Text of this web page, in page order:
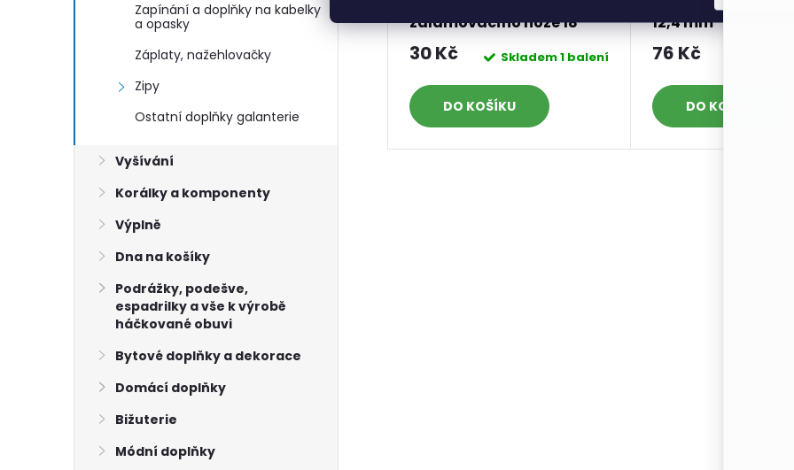
Zapínání a doplňky na kabelky
a opasky
Záplaty, nažehlovačky
Zipy
Ostatní doplňky galanterie
Vyšívání
Korálky a komponenty
Výplně
Dna na košíky
Podrážky, podešve,
espadrilky a vše k výrobě
háčkované obuvi
Bytové doplňky a dekorace
Domácí doplňky
Bižuterie
Módní doplňky
zalamovacího nože 18
mm, 10 ks
30 Kč Skladem1 balení
DO KOŠÍKU
12,4 mm
76 Kč
DO KOŠÍKU